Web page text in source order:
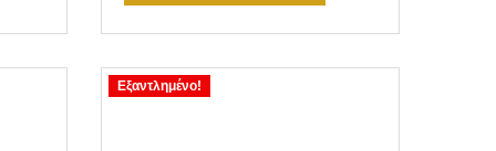
€14.00.είναι:
€11.00.
Εξαντλημένο!